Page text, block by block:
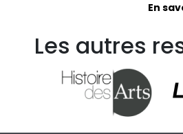
En
Les autres